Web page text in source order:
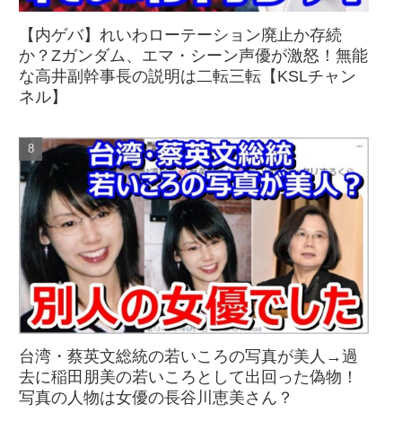
【内ゲバ】れいわローテーション廃止か存続
か？Zガンダム、エマ・シーン声優が激怒！無能
な高井副幹事長の説明は二転三転【KSLチャン
ネル】
台湾・蔡英文総統の若いころの写真が美人→過
去に稲田朋美の若いころとして出回った偽物！
写真の人物は女優の長谷川恵美さん？